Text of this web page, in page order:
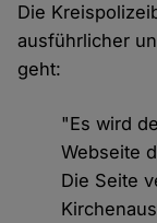
Die
ausführlicher
geht:
"Es wird
Webseite
Die Seite